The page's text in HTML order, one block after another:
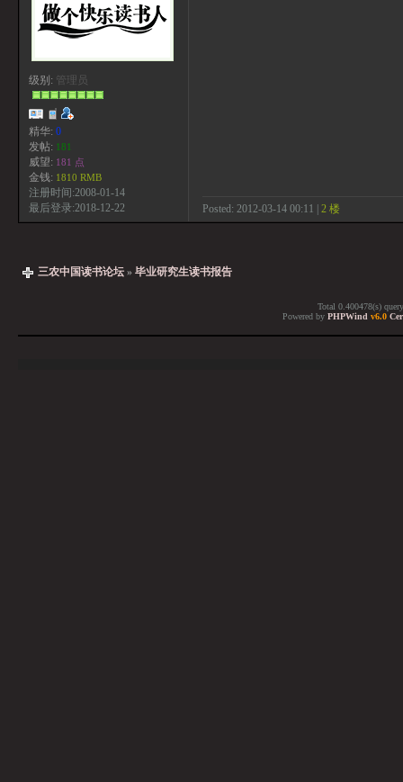
级别: 管理员
精华: 0
发帖: 181
威望: 181 点
金钱: 1810 RMB
注册时间:2008-01-14
最后登录:2018-12-22
Posted: 2012-03-14 00:11 | 2 楼
三农中国读书论坛 » 毕业研究生读书报告
Total 0.400478(s)
Powered by PHPWind v6.0